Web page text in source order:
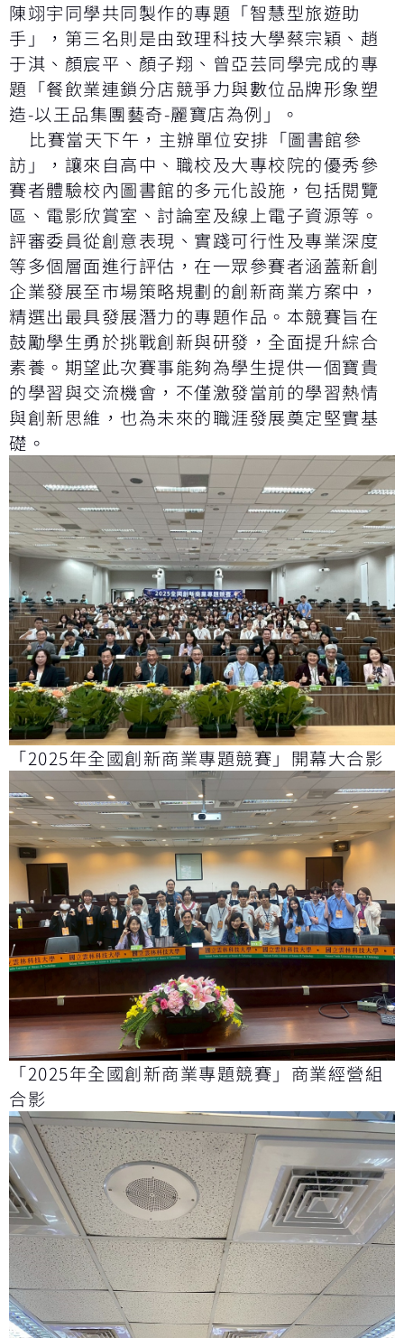
陳翊宇同學共同製作的專題「智慧型旅遊助
手」，第三名則是由致理科技大學蔡宗穎、趙
于淇、顏宸平、顏子翔、曾亞芸同學完成的專
題「餐飲業連鎖分店競爭力與數位品牌形象塑
造-以王品集團藝奇-麗寶店為例」。
比賽當天下午，主辦單位安排「圖書館參
訪」，讓來自高中、職校及大專校院的優秀參
賽者體驗校內圖書館的多元化設施，包括閱覽
區、電影欣賞室、討論室及線上電子資源等。
評審委員從創意表現、實踐可行性及專業深度
等多個層面進行評估，在一眾參賽者涵蓋新創
企業發展至市場策略規劃的創新商業方案中，
精選出最具發展潛力的專題作品。本競賽旨在
鼓勵學生勇於挑戰創新與研發，全面提升綜合
素養。期望此次賽事能夠為學生提供一個寶貴
的學習與交流機會，不僅激發當前的學習熱情
與創新思維，也為未來的職涯發展奠定堅實基
礎。
「2025年全國創新商業專題競賽」開幕大合影
「2025年全國創新商業專題競賽」商業經營組
合影